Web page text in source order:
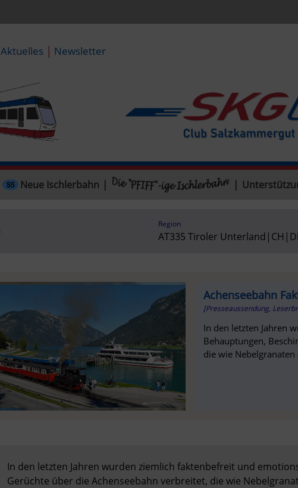
Aktuelles | Newsletter
Neue Ischlerbahn
Region
AT335 Tiroler Unterland | CH |
Achenseebahn
[Presseaussendung,
In den letzten Jahren
Behauptungen,
die wie
In den letzten Jahren wurden ziemlich faktenbefreit und
Gerüchte über die Achenseebahn verbreitet, die wie